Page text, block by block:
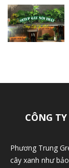
CÔNG
Phương Trung
cây xanh như